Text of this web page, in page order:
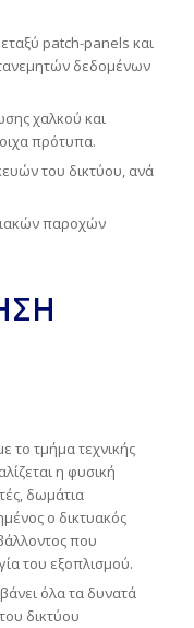
patch-panels και
δεδομένων
χαλκού και
πρότυπα.
του δικτύου, ανά
παροχών
το τμήμα τεχνικής
η φυσική
δωμάτια
ο δικτυακός
που
του εξοπλισμού.
όλα τα δυνατά
δικτύου